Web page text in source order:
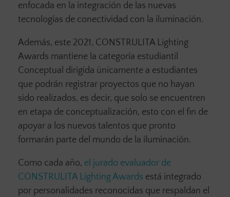
enfocada en la integración de las nuevas
tecnologías de conectividad con la iluminación.
Además, este 2021, CONSTRULITA Lighting
Awards mantiene la categoría estudiantil
Conceptual dirigida únicamente a estudiantes
que podrán registrar proyectos que no hayan
sido realizados, es decir, que solo se encuentren
en etapa de conceptualización, esto con el fin de
apoyar a los nuevos talentos que pronto
formarán parte del mundo de la iluminación.
Como cada año, el jurado evaluador de
CONSTRULITA Lighting Awards está integrado
por personalidades reconocidas que respaldan el